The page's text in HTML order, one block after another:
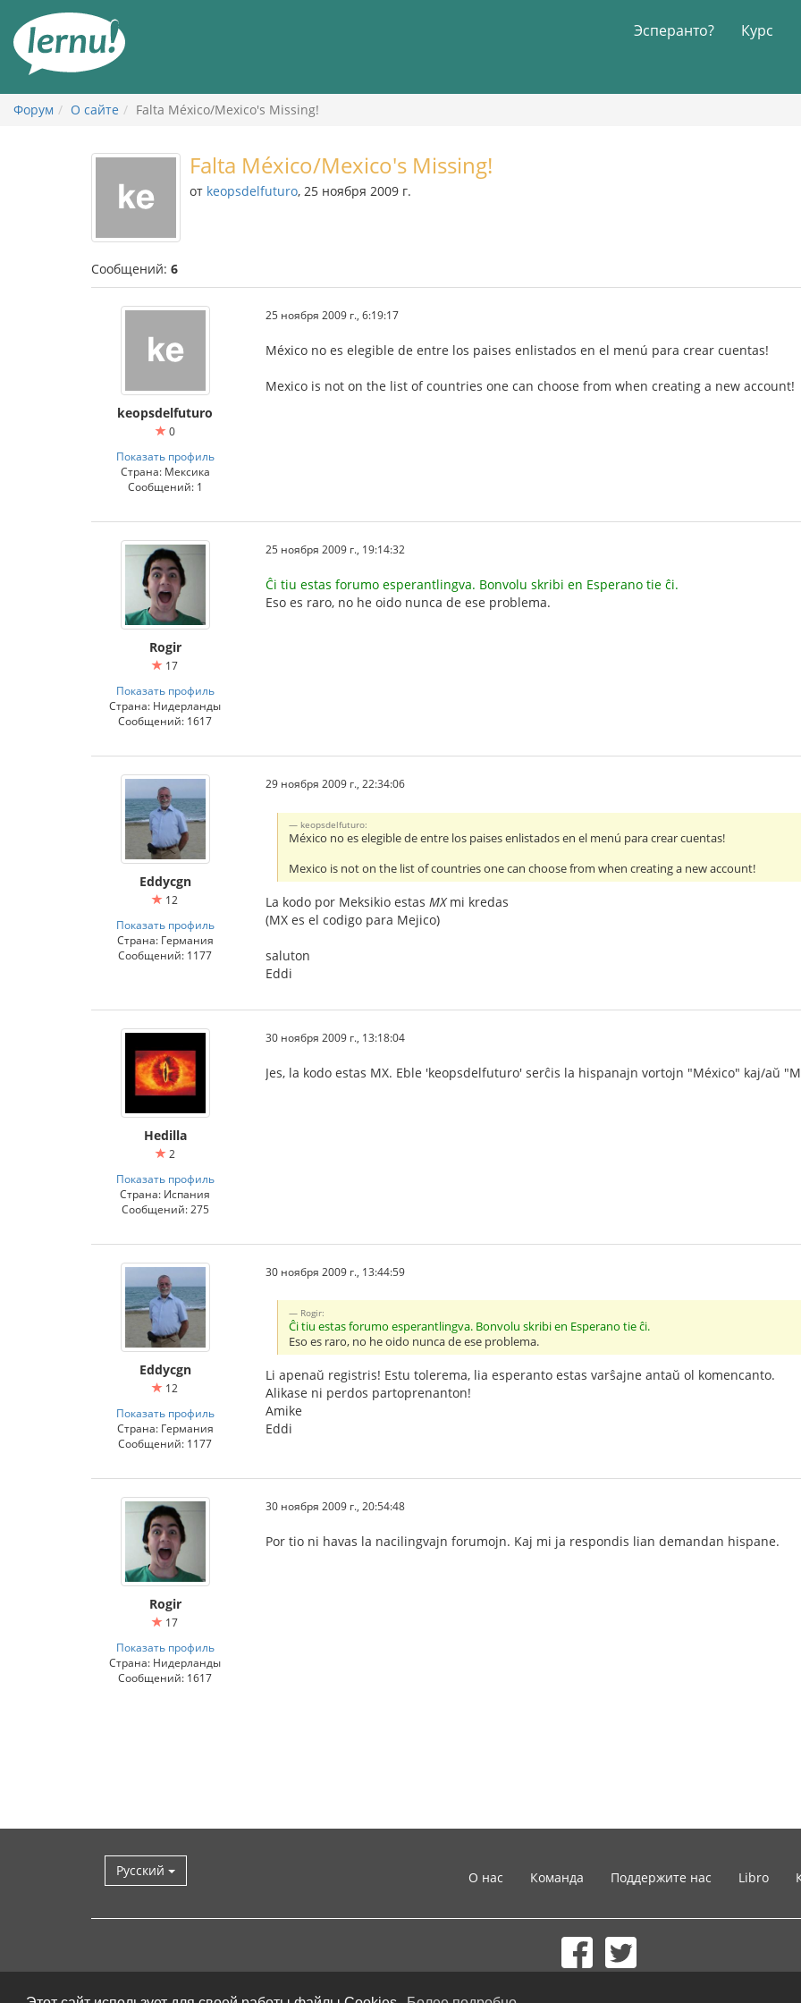
содержанию
Эсперанто? Курс
Форум О сайте Falta México/Mexico's Missing!
Falta México/Mexico's Missing!
от keopsdelfuturo, 25 ноября 2009 г.
Сообщений: 6
keopsdelfuturo
0
Показать профиль
Страна: Мексика
Сообщений: 1
25 ноября 2009 г., 6:19:17
México no es elegible de entre los paises enlistados en el menú para crear cuentas!
Mexico is not on the list of countries one can choose from when creating a new account!
Rogir
17
Показать профиль
Страна: Нидерланды
Сообщений: 1617
25 ноября 2009 г., 19:14:32
Ĉi tiu estas forumo esperantlingva. Bonvolu skribi en Esperano tie ĉi.
Eso es raro, no he oido nunca de ese problema.
Eddycgn
12
Показать профиль
Страна: Германия
Сообщений: 1177
29 ноября 2009 г., 22:34:06
keopsdelfuturo:
México no es elegible de entre los paises enlistados en el menú para crear cuentas!
Mexico is not on the list of countries one can choose from when creating a new account!
La kodo por Meksikio estas MXmi kredas
(MX es el codigo para Mejico)
saluton
Eddi
Hedilla
2
Показать профиль
Страна: Испания
Сообщений: 275
30 ноября 2009 г., 13:18:04
Jes, la kodo estas MX. Eble 'keopsdelfuturo' serĉis la hispanajn vortojn "México" kaj/aŭ
Eddycgn
12
Показать профиль
Страна: Германия
Сообщений: 1177
30 ноября 2009 г., 13:44:59
Rogir:
Ĉi tiu estas forumo esperantlingva. Bonvolu skribi en Esperano tie ĉi.
Eso es raro, no he oido nunca de ese problema.
Li apenaŭ registris! Estu tolerema, lia esperanto estas varŝajne antaŭ ol komencanto.
Alikase ni perdos partoprenanton!
Amike
Eddi
Rogir
17
Показать профиль
Страна: Нидерланды
Сообщений: 1617
30 ноября 2009 г., 20:54:48
Por tio ni havas la nacilingvajn forumojn. Kaj mi ja respondis lian demandan hispane.
Русский О нас Команда Поддержите нас Libro